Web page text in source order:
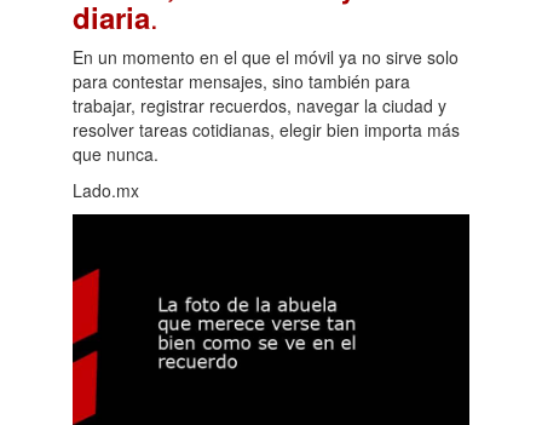
diaria.
En un momento en el que el móvil ya no sirve solo
para contestar mensajes, sino también para
trabajar, registrar recuerdos, navegar la ciudad y
resolver tareas cotidianas, elegir bien importa más
que nunca.
Lado.mx